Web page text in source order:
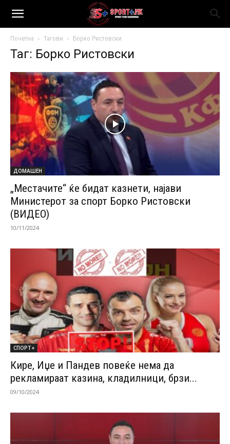
Почетна Тагови Борко Ристовски
Таг: Борко Ристовски
ДОМАШЕН
„Местачите“ ќе бидат казнети, најави
Министерот за спорт Борко Ристовски
(ВИДЕО)
10/11/2024
СПОРТ+
Кире, Иџе и Пандев повеќе нема да
рекламираат казина, кладилници, брзи...
09/10/2024